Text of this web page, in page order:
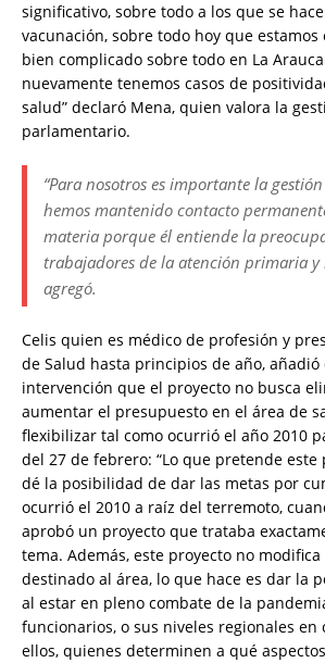
significativo, sobre todo a los que se
vacunación, sobre todo hoy que
bien complicado sobre todo en La
nuevamente tenemos casos de
salud” declaró Mena, quien valora la
parlamentario.
“Para nosotros es importante la
hemos mantenido contacto
materia porque él entiende la
trabajadores de la atención primaria y
agregó.
Celis quien es médico de profesión y
de Salud hasta principios de año,
intervención que el proyecto no busca
aumentar el presupuesto en el área de
flexibilizar tal como ocurrió el año 2010
del 27 de febrero: “Lo que pretende este
dé la posibilidad de dar las metas por
ocurrió el 2010 a raíz del terremoto,
aprobó un proyecto que trataba
tema. Además, este proyecto no
destinado al área, lo que hace es dar la
al estar en pleno combate de la
funcionarios, o sus niveles regionales en
ellos, quienes determinen a qué